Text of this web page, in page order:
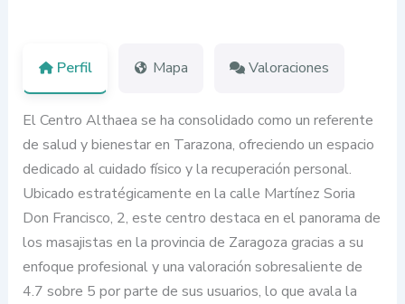
Perfil Mapa Valoraciones
El Centro Althaea se ha consolidado como un referente
de salud y bienestar en Tarazona, ofreciendo un espacio
dedicado al cuidado físico y la recuperación personal.
Ubicado estratégicamente en la calle Martínez Soria
Don Francisco, 2, este centro destaca en el panorama de
los masajistas en la provincia de Zaragoza gracias a su
enfoque profesional y una valoración sobresaliente de
4.7 sobre 5 por parte de sus usuarios, lo que avala la